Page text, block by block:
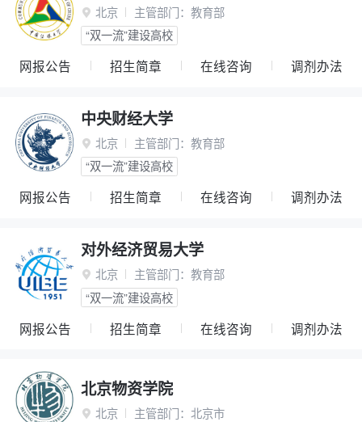
 北京 主管部门： 教育部
“双一流”建设高校
网报公告 招生简章 在线咨询 调剂办法
中央财经大学
 北京 主管部门： 教育部
“双一流”建设高校
网报公告 招生简章 在线咨询 调剂办法
对外经济贸易大学
 北京 主管部门： 教育部
“双一流”建设高校
网报公告 招生简章 在线咨询 调剂办法
北京物资学院
 北京 主管部门： 北京市